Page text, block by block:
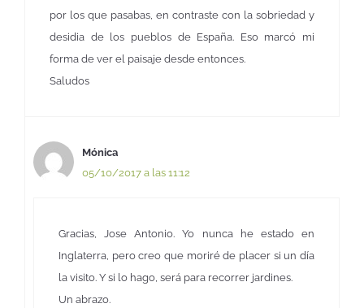
por los que pasabas, en contraste con la sobriedad y
desidia de los pueblos de España. Eso marcó mi
forma de ver el paisaje desde entonces.
Saludos
Mónica
05/10/2017 a las 11:12
Gracias, Jose Antonio. Yo nunca he estado en
Inglaterra, pero creo que moriré de placer si un día
la visito. Y si lo hago, será para recorrer jardines.
Un abrazo.